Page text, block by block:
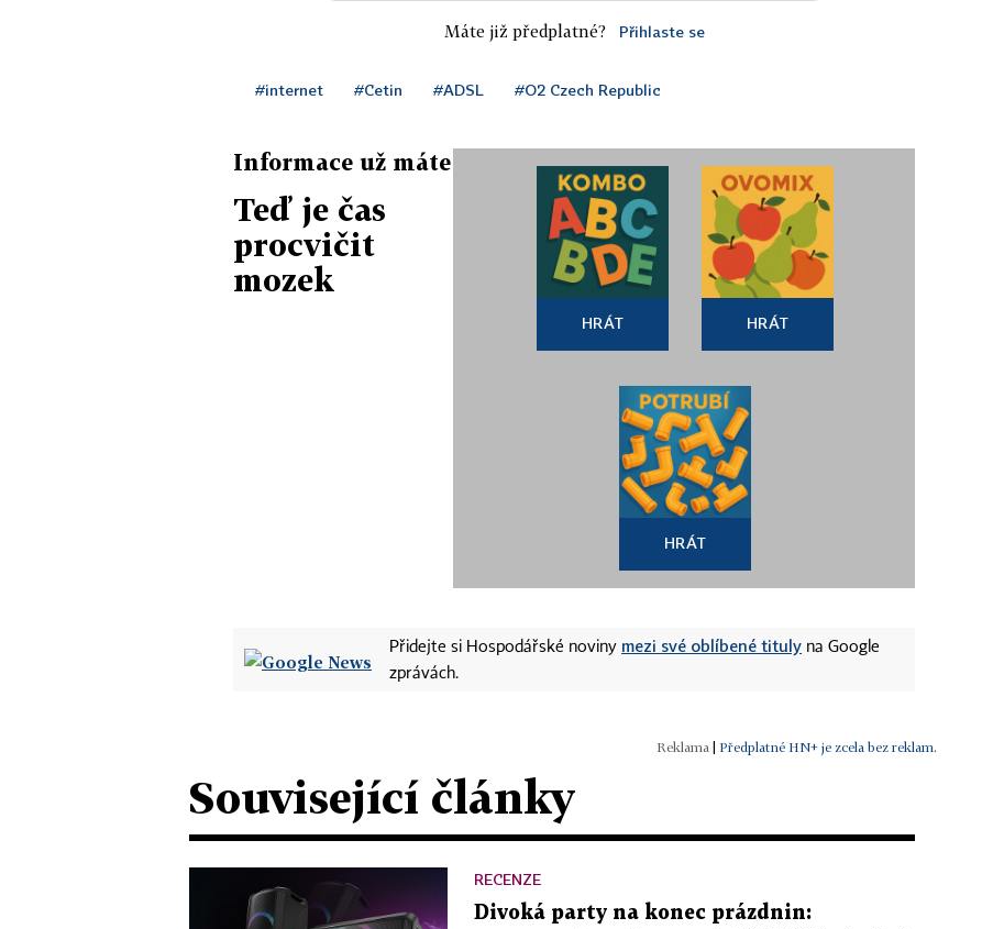
Máte již předplatné? Přihlaste se
#internet #Cetin #ADSL #O2 Czech Republic
Informace už máte
Teď je čas
procvičit
mozek
HRÁT HRÁT
HRÁT
Přidejte si Hospodářské noviny mezi své oblíbené tituly na Google
zprávách.
| Předplatné HN+ je zcela bez reklam.
Související články
RECENZE
Divoká party na konec prázdnin: